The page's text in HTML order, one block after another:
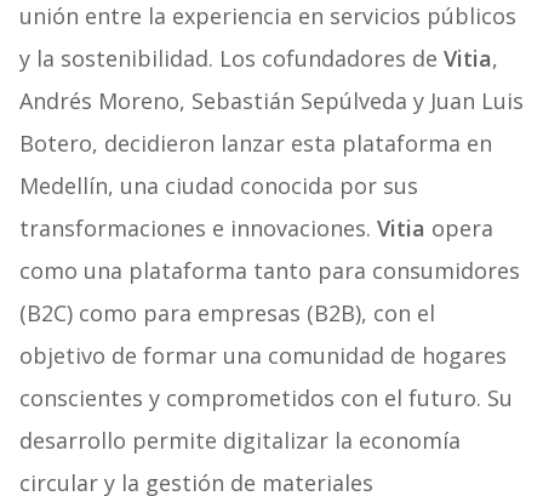
unión entre la experiencia en servicios públicos
y la sostenibilidad. Los cofundadores de Vitia,
Andrés Moreno, Sebastián Sepúlveda y Juan Luis
Botero, decidieron lanzar esta plataforma en
Medellín, una ciudad conocida por sus
transformaciones e innovaciones. Vitia opera
como una plataforma tanto para consumidores
(B2C) como para empresas (B2B), con el
objetivo de formar una comunidad de hogares
conscientes y comprometidos con el futuro. Su
desarrollo permite digitalizar la economía
circular y la gestión de materiales